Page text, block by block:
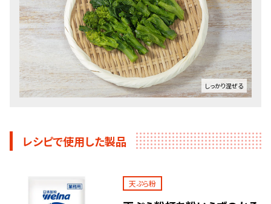
しっかり混ぜる
レシピで使用した製品
天ぷら粉